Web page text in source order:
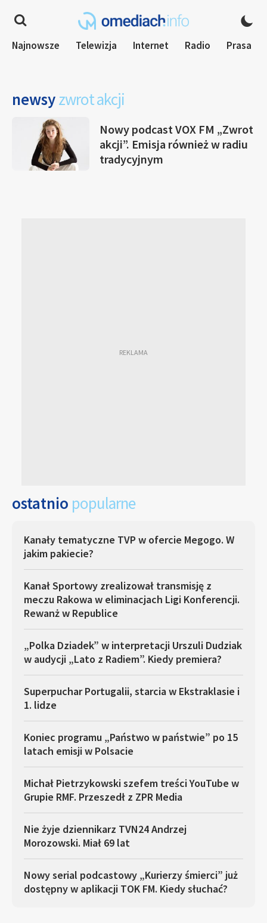
Najnowsze Telewizja Internet Radio Prasa
newsyzwrot akcji
Nowy podcast VOX FM „Zwrot
akcji”. Emisja również w radiu
tradycyjnym
ostatnio popularne
Kanały tematyczne TVP w ofercie Megogo. W
jakim pakiecie?
Kanał Sportowy zrealizował transmisję z
meczu Rakowa w eliminacjach Ligi Konferencji.
Rewanż w Republice
„Polka Dziadek” w interpretacji Urszuli Dudziak
w audycji „Lato z Radiem”. Kiedy premiera?
Superpuchar Portugalii, starcia w Ekstraklasie i
1. lidze
Koniec programu „Państwo w państwie” po 15
latach emisji w Polsacie
Michał Pietrzykowski szefem treści YouTube w
Grupie RMF. Przeszedł z ZPR Media
Nie żyje dziennikarz TVN24 Andrzej
Morozowski. Miał 69 lat
Nowy serial podcastowy „Kurierzy śmierci” już
dostępny w aplikacji TOK FM. Kiedy słuchać?